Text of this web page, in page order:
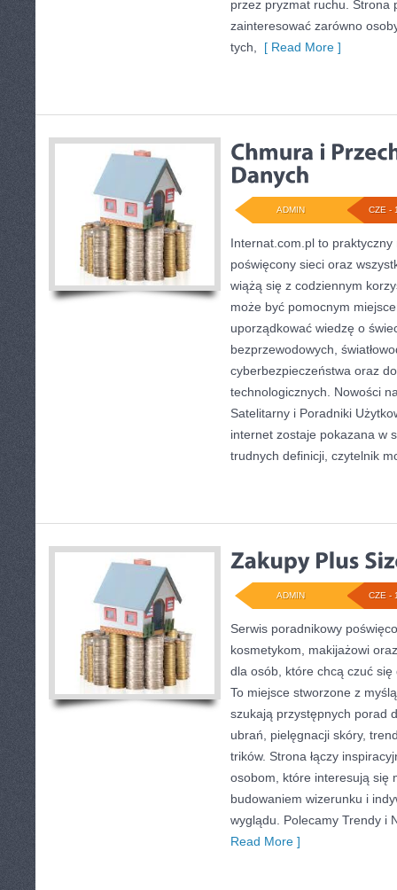
przez pryzmat ruchu. Strona
zainteresować zarówno
tych,
[ Read More ]
CZE -
ADMIN
Internat.com.pl to
poświęcony sieci oraz
wiążą się z codziennym
może być pomocnym
uporządkować wiedzę o
bezprzewodowych,
cyberbezpieczeństwa oraz
technologicznych. Nowości
Satelitarny i Poradniki
internet zostaje pokazana w
trudnych definicji, czytelnik
CZE -
ADMIN
Serwis poradnikowy
kosmetykom, makijażowi
dla osób, które chcą czuć
To miejsce stworzone z
szukają przystępnych porad
ubrań, pielęgnacji skóry,
trików. Strona łączy
osobom, które interesują się
budowaniem wizerunku i
wyglądu. Polecamy Trendy i
Read More ]